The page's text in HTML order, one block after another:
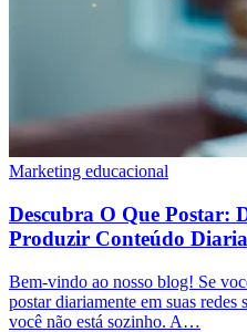
Marketing educacional
Descubra O Que Postar:
Produzir Conteúdo
Bem-vindo ao nosso blog! Se
postar diariamente em suas
você não está sozinho. A…